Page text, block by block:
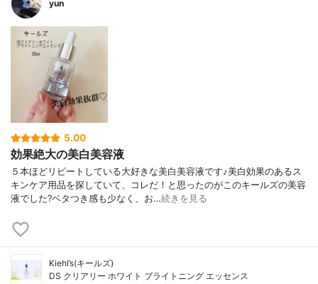
yun
5.00
効果絶大の美白美容液
５本ほどリピートしている大好きな美白美容液です♪美白効果のあるス
キンケア用品を探していて、コレだ！と思ったのがこのキールズの美容
液でした?ベタつき感も少なく、お…続きを見る
Kiehl’s(キールズ)
DS クリアリー ホワイト ブライトニング エッセンス